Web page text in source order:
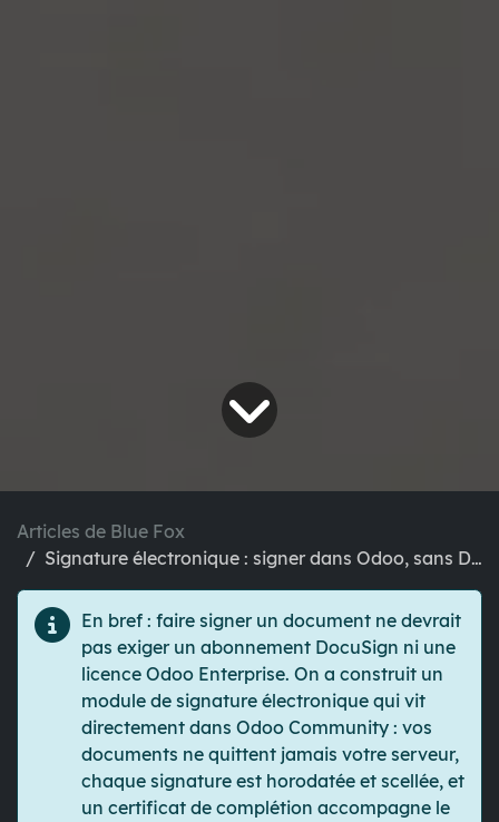
Articles de Blue Fox
Signature électronique : signer dans Odoo, sans DocuSign ni licence Enterprise
En bref : faire signer un document ne devrait
pas exiger un abonnement DocuSign ni une
licence Odoo Enterprise. On a construit un
module de signature électronique qui vit
directement dans Odoo Community : vos
documents ne quittent jamais votre serveur,
chaque signature est horodatée et scellée, et
un certificat de complétion accompagne le